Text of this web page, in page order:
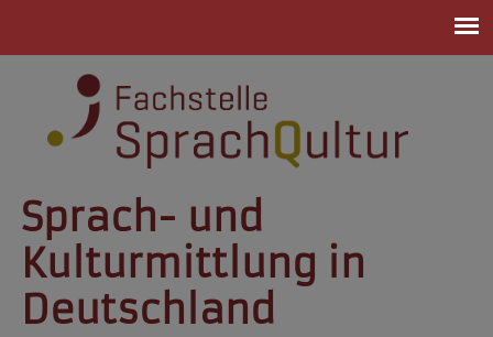
Sprach- und
Kulturmittlung in
Deutschland